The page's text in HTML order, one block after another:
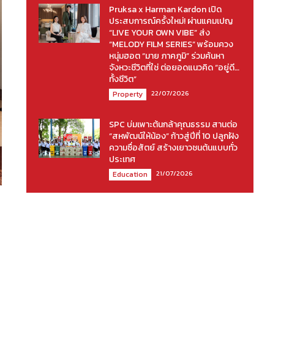
Pruksa x Harman Kardon เปิด
ประสบการณ์ครั้งใหม่! ผ่านแคมเปญ
“LIVE YOUR OWN VIBE” ส่ง
“MELODY FILM SERIES” พร้อมควง
หนุ่มฮอต “มาย ภาคภูมิ” ร่วมค้นหา
จังหวะชีวิตที่ใช่ ต่อยอดแนวคิด “อยู่ดี…
ทั้งชีวิต”
Property 22/07/2026
SPC บ่มเพาะต้นกล้าคุณธรรม สานต่อ
“สหพัฒน์ให้น้อง” ก้าวสู่ปีที่ 10 ปลูกฝัง
ความซื่อสัตย์ สร้างเยาวชนต้นแบบทั่ว
ประเทศ
Education 21/07/2026